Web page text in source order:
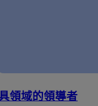
領域的領導者